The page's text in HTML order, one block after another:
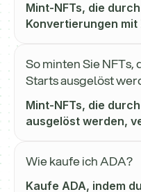
Mint-NFTs, die
Konvertierungen mit
So minten Sie
Starts ausgelöst
Mint-NFTs, die
ausgelöst werden,
Wie kaufe ich ADA?
Kaufe ADA, indem